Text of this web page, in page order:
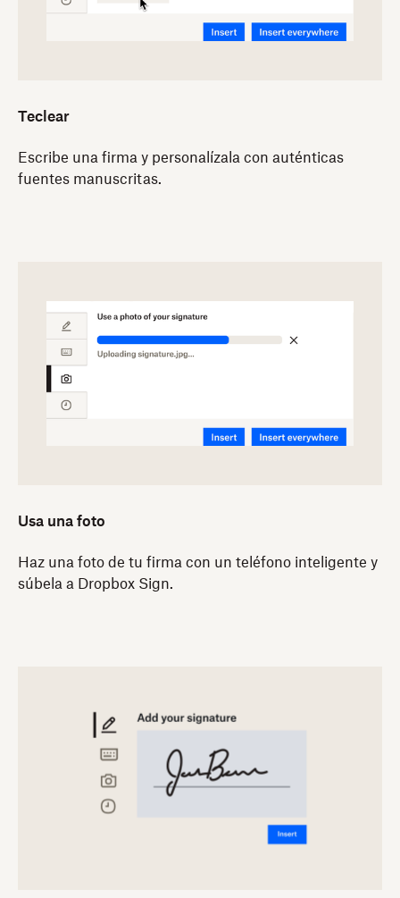
Teclear
Escribe una firma y personalízala con auténticas
fuentes manuscritas.
Usa una foto
Haz una foto de tu firma con un teléfono inteligente y
súbela a Dropbox Sign.